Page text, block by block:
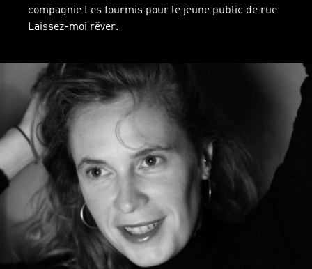
compagnie Les fourmis pour le jeune public de rue
Laissez-moi rêver.